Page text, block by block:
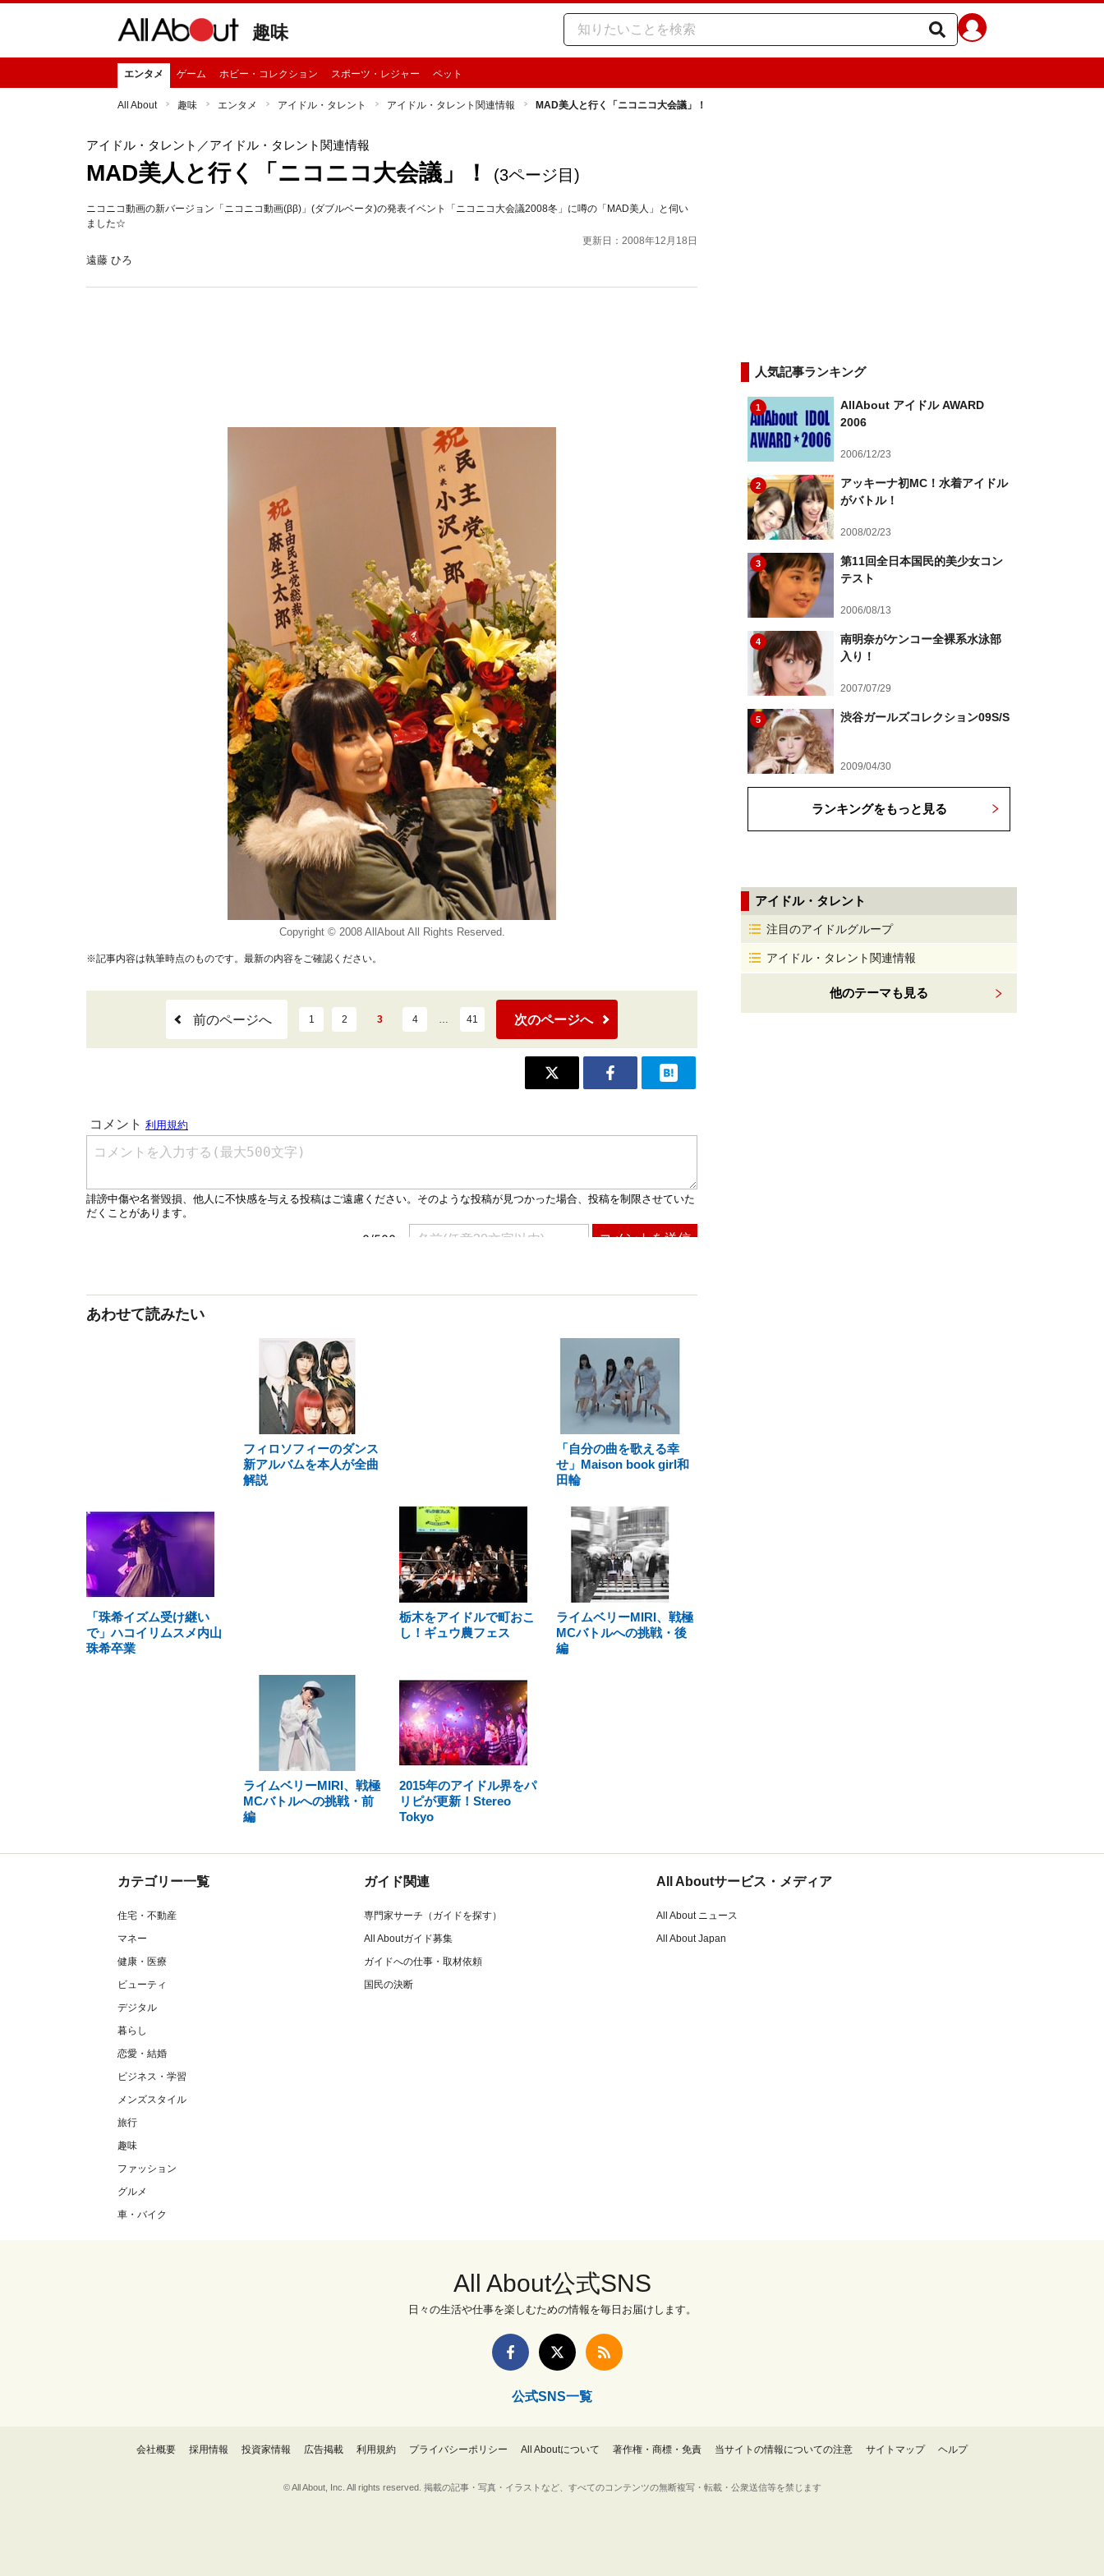
趣味
エンタメ ゲーム ホビー・コレクション スポーツ・レジャー ペット
All About 趣味 エンタメ アイドル・タレント アイドル・タレント関連情報 MAD美人と行く「ニコニコ大会議」！
アイドル・タレント ／アイドル・タレント関連情報
MAD美人と行く「ニコニコ大会議」！ (3ページ目)
ニコニコ動画の新バージョン「ニコニコ動画(ββ)」(ダブルベータ)の発表イベント「ニコニコ大会議2008冬」に噂の「MAD美人」と伺い
ました☆
更新日：2008年12月18日
遠藤 ひろ
Copyright © 2008 AllAbout All Rights Reserved.
※記事内容は執筆時点のものです。最新の内容をご確認ください。
前のページへ 1 2 3 4 … 41 次のページへ
あわせて読みたい
フィロソフィーのダンス
新アルバムを本人が全曲
解説
「自分の曲を歌える幸
せ」Maison book girl和
田輪
「珠希イズム受け継い
で」ハコイリムスメ内山
珠希卒業
栃木をアイドルで町おこ
し！ギュウ農フェス
ライムベリーMIRI、戦極
MCバトルへの挑戦・後
編
ライムベリーMIRI、戦極
MCバトルへの挑戦・前
編
2015年のアイドル界をパ
リピが更新！Stereo
Tokyo
人気記事ランキング
1
AllAbout アイドル AWARD
2006
2006/12/23
2
アッキーナ初MC！水着アイドル
がバトル！
2008/02/23
3
第11回全日本国民的美少女コン
テスト
2006/08/13
4
南明奈がケンコー全裸系水泳部
入り！
2007/07/29
5 渋谷ガールズコレクション09S/S
2009/04/30
ランキングをもっと見る
アイドル・タレント
注目のアイドルグループ
アイドル・タレント関連情報
他のテーマも見る
カテゴリー一覧
住宅・不動産
マネー
健康・医療
ビューティ
デジタル
暮らし
恋愛・結婚
ビジネス・学習
メンズスタイル
旅行
趣味
ファッション
グルメ
車・バイク
ガイド関連
専門家サーチ（ガイドを探す）
All Aboutガイド募集
ガイドへの仕事・取材依頼
国民の決断
All Aboutサービス・メディア
All About ニュース
All About Japan
All About公式SNS
日々の生活や仕事を楽しむための情報を毎日お届けします。
公式SNS一覧
会社概要 採用情報 投資家情報 広告掲載 利用規約 プライバシーポリシー All Aboutについて 著作権・商標・免責 当サイトの情報についての注意 サイトマップ ヘルプ
© All About, Inc. All rights reserved. 掲載の記事・写真・イラストなど、すべてのコンテンツの無断複写・転載・公衆送信等を禁じます